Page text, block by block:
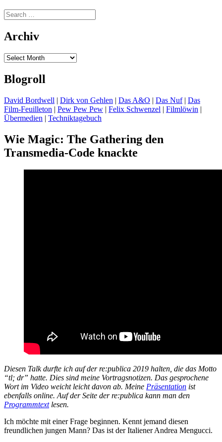
Search
for:
Archiv
Archiv
Blogroll
David Bordwell | Dirk von Gehlen | Das A&O | Das Nuf| Das
Film-Feuilleton | Pew Pew Pew | Felix Schwenzel | Filmlöwin |
Übermedien | Techniktagebuch
Wie Magic: The Gathering den
Transmedia-Code knackte
Diesen Talk durfte ich auf der re:publica 2019 halten, die das Motto
“tl; dr” hatte. Dies sind meine Vortragsnotizen. Das gesprochene
Wort im Video weicht leicht davon ab. Meine Präsentation ist
ebenfalls online. Auf der Seite der re:publica kann man den
Programmtextlesen.
Ich möchte mit einer Frage beginnen. Kennt jemand diesen
freundlichen jungen Mann? Das ist der Italiener Andrea Mengucci.